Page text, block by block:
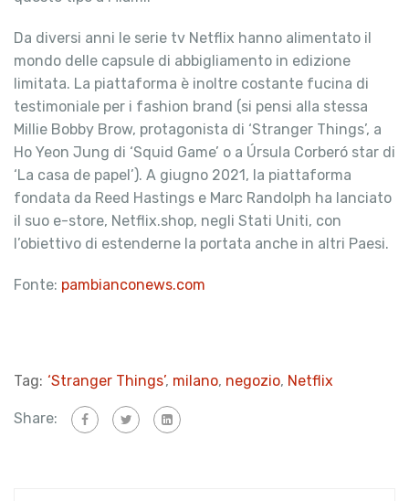
Da diversi anni le serie tv Netflix hanno alimentato il
mondo delle capsule di abbigliamento in edizione
limitata. La piattaforma è inoltre costante fucina di
testimoniale per i fashion brand (si pensi alla stessa
Millie Bobby Brow, protagonista di ‘Stranger Things’, a
Ho Yeon Jung di ‘Squid Game’ o a Úrsula Corberó star di
‘La casa de papel’). A giugno 2021, la piattaforma
fondata da Reed Hastings e Marc Randolph ha lanciato
il suo e-store, Netflix.shop, negli Stati Uniti, con
l’obiettivo di estenderne la portata anche in altri Paesi.
Fonte: pambianconews.com
Tag: ‘Stranger Things’, milano, negozio, Netflix
Share: